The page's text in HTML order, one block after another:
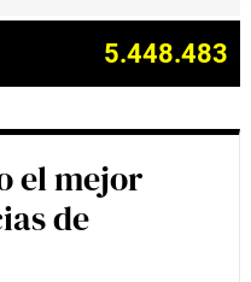
5.448.483
el mejor
de